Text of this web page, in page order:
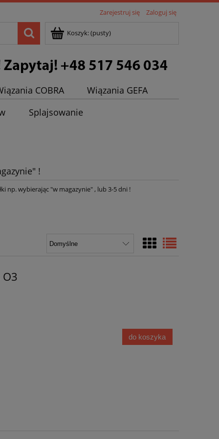
Zarejestruj się Zaloguj się
Koszyk:(pusty)
COBRA
Wiązania GEFA
Splajsowanie
!
np. wybierając "w magazynie" , lub 3-5 dni !
do koszyka